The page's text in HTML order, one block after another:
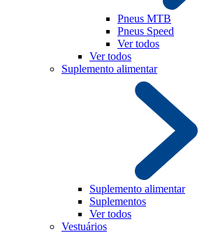
Pneus MTB
Pneus Speed
Ver todos
Ver todos
Suplemento alimentar
Suplemento alimentar
Suplementos
Ver todos
Vestuários